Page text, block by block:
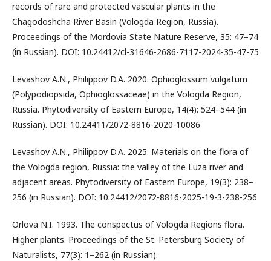
records of rare and protected vascular plants in the
Chagodoshcha River Basin (Vologda Region, Russia).
Proceedings of the Mordovia State Nature Reserve, 35: 47–74
(in Russian). DOI: 10.24412/cl-31646-2686-7117-2024-35-47-75
Levashov A.N., Philippov D.A. 2020. Ophioglossum vulgatum
(Polypodiopsida, Ophioglossaceae) in the Vologda Region,
Russia. Phytodiversity of Eastern Europe, 14(4): 524–544 (in
Russian). DOI: 10.24411/2072-8816-2020-10086
Levashov A.N., Philippov D.A. 2025. Materials on the flora of
the Vologda region, Russia: the valley of the Luza river and
adjacent areas. Phytodiversity of Eastern Europe, 19(3): 238–
256 (in Russian). DOI: 10.24412/2072-8816-2025-19-3-238-256
Orlova N.I. 1993. The conspectus of Vologda Regions flora.
Higher plants. Proceedings of the St. Petersburg Society of
Naturalists, 77(3): 1–262 (in Russian).